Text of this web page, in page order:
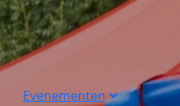
Evenementen